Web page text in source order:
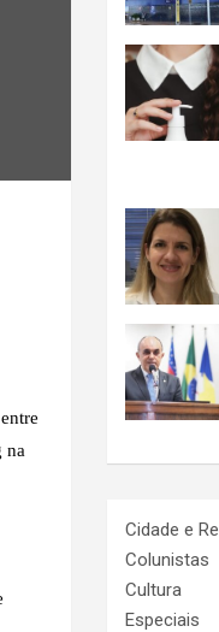
na
Cidade e
Colunistas
Cultura
Especiais